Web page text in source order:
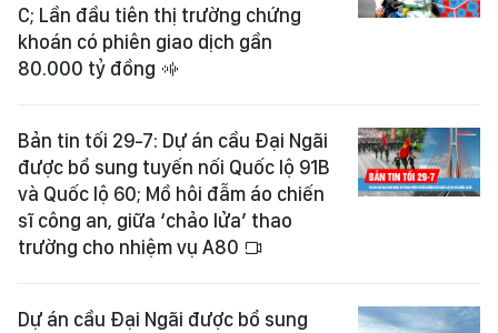
C; Lần đầu tiên thị trường chứng
khoán có phiên giao dịch gần
80.000 tỷ đồng
Bản tin tối 29-7: Dự án cầu Đại Ngãi
được bổ sung tuyến nối Quốc lộ 91B
và Quốc lộ 60; Mồ hôi đẫm áo chiến
sĩ công an, giữa ‘chảo lửa’ thao
trường cho nhiệm vụ A80
Dự án cầu Đại Ngãi được bổ sung